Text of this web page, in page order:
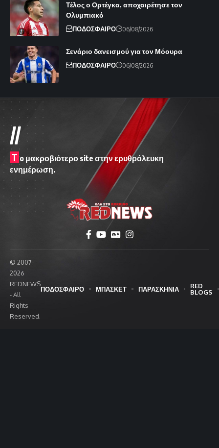
Τέλος ο Ορτέγκα, αποχαιρέτησε τον
Ολυμπιακό
ΠΟΔΟΣΦΑΙΡΟ 06/08/2026
Σενάριο δανεισμού για τον Μόουρα
ΠΟΔΟΣΦΑΙΡΟ 06/08/2026
//
T o μακροβιότερο site στην ερυθρόλευκη
ενημέρωση.
© 2007-
2026
REDNEWS
- All
Rights
Reserved.
ΠΟΔΟΣΦΑΙΡΟ ΜΠΑΣΚΕΤ ΠΑΡΑΣΚΗΝΙΑ
RED
BLOGS